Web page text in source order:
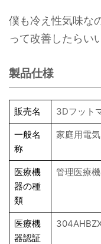
僕も冷え性気味な
って改善したらい
製品仕様
販売名 3Dフット
一般名
称
家庭用電
医療機
器の種
類
管理医療
医療機
器認証